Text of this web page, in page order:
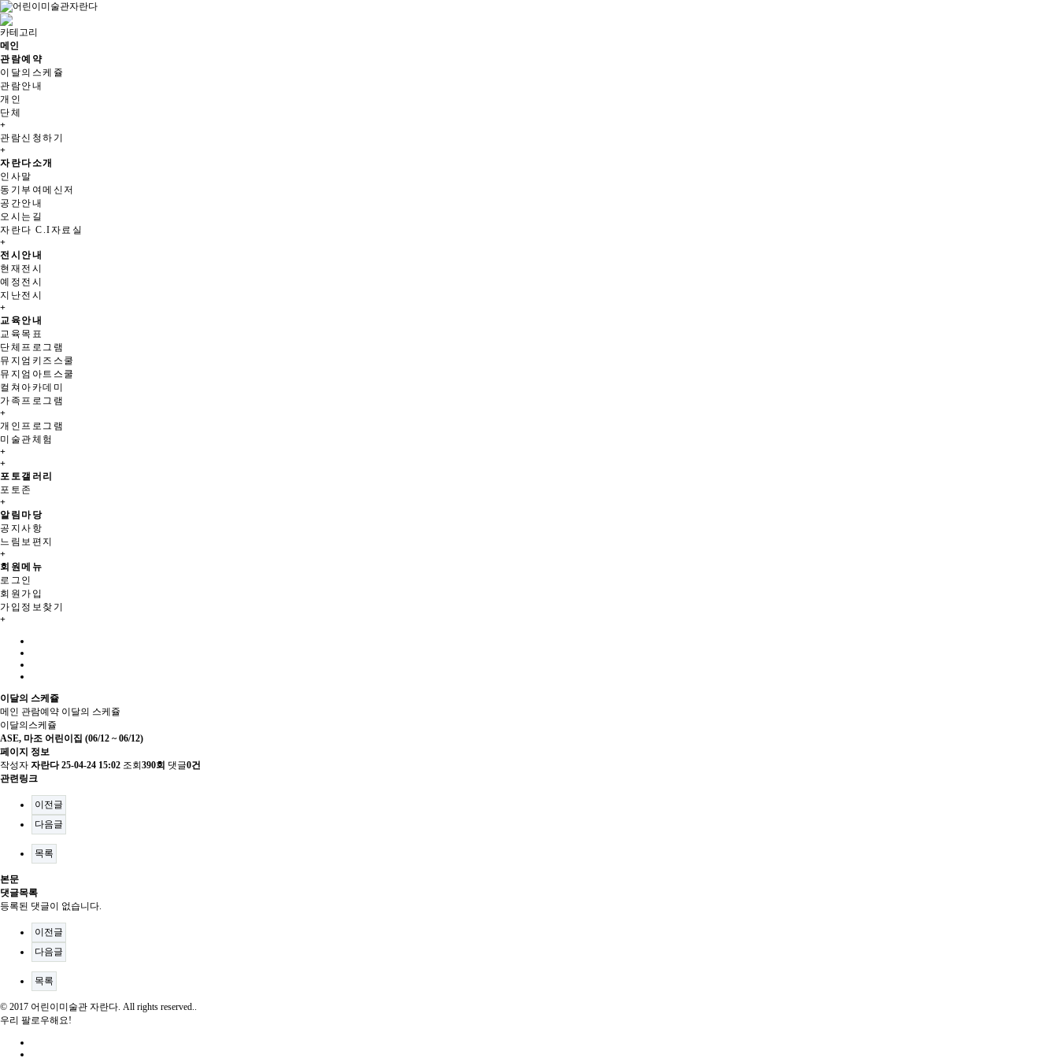
카테고리
메인
관람예약
이달의스케쥴
관람안내
개인
단체
+
관람신청하기
+
자란다소개
인사말
동기부여메신저
공간안내
오시는길
자란다 C.I자료실
+
전시안내
현재전시
예정전시
지난전시
+
교육안내
교육목표
단체프로그램
뮤지엄키즈스쿨
뮤지엄아트스쿨
컬쳐아카데미
가족프로그램
+
개인프로그램
미술관체험
+
+
포토갤러리
포토존
+
알림마당
공지사항
느림보편지
+
회원메뉴
로그인
회원가입
가입정보찾기
+
이달의 스케쥴
메인 관람예약 이달의 스케쥴
이달의스케쥴
ASE, 마조 어린이집 (06/12 ~ 06/12)
페이지 정보
작성자 자란다 25-04-24 15:02 조회 390회 댓글0건
관련링크
이전글
다음글
목록
본문
댓글목록
등록된 댓글이 없습니다.
이전글
다음글
목록
© 2017 어린이미술관 자란다. All rights reserved..
우리 팔로우해요!